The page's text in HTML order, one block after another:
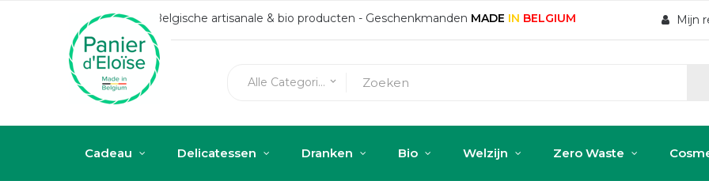
Belgische artisanale & bio producten - Geschenkmanden MADE IN BELGIUM Mijn
Alle Categorieën keyboard_arrow_down
Cadeau Delicatessen Dranken Bio Welzijn Zero Waste